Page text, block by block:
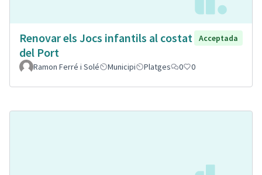
Renovar els Jocs infantils al costat
del Port
Acceptada
Ramon Ferré i Solé Municipi Platges 0 0